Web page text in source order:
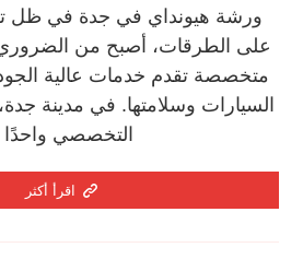
ورشة هيونداي في جدة في ظل
على الطرقات، أصبح من
متخصصة تقدم خدمات عالية
السيارات وسلامتها. في مدينة
التخصصي
اقرأ أكثر